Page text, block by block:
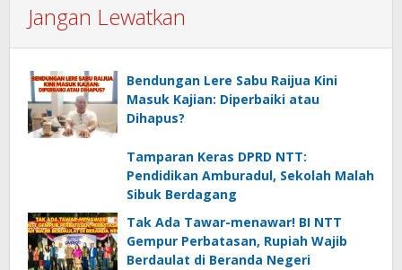
Jangan Lewatkan
Bendungan Lere Sabu Raijua Kini
Masuk Kajian: Diperbaiki atau
Dihapus?
Tamparan Keras DPRD NTT:
Pendidikan Amburadul, Sekolah Malah
Sibuk Berdagang
Tak Ada Tawar-menawar! BI NTT
Gempur Perbatasan, Rupiah Wajib
Berdaulat di Beranda Negeri